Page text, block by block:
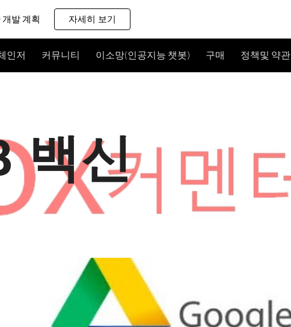
Skip to navigation
발 계획 자세히 보기
인저 커뮤니티 이소망(인공지능 챗봇) 구매 정책및 약관
백신